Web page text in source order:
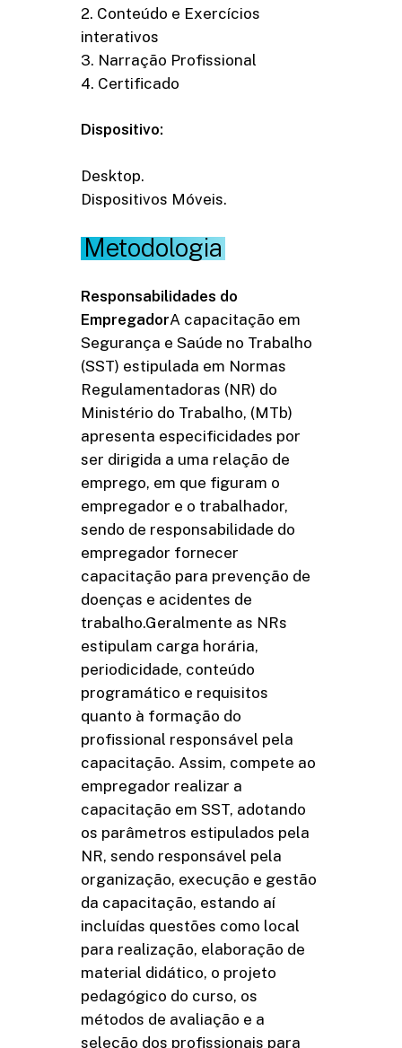
2. Conteúdo e Exercícios
interativos
3. Narração Profissional
4. Certificado
Dispositivo:
Desktop.
Dispositivos Móveis.
Metodologia
Responsabilidades do
EmpregadorA capacitação em
Segurança e Saúde no Trabalho
(SST) estipulada em Normas
Regulamentadoras (NR) do
Ministério do Trabalho, (MTb)
apresenta especificidades por
ser dirigida a uma relação de
emprego, em que figuram o
empregador e o trabalhador,
sendo de responsabilidade do
empregador fornecer
capacitação para prevenção de
doenças e acidentes de
trabalho.Geralmente as NRs
estipulam carga horária,
periodicidade, conteúdo
programático e requisitos
quanto à formação do
profissional responsável pela
capacitação. Assim, compete ao
empregador realizar a
capacitação em SST, adotando
os parâmetros estipulados pela
NR, sendo responsável pela
organização, execução e gestão
da capacitação, estando aí
incluídas questões como local
para realização, elaboração de
material didático, o projeto
pedagógico do curso, os
métodos de avaliação e a
seleção dos profissionais para